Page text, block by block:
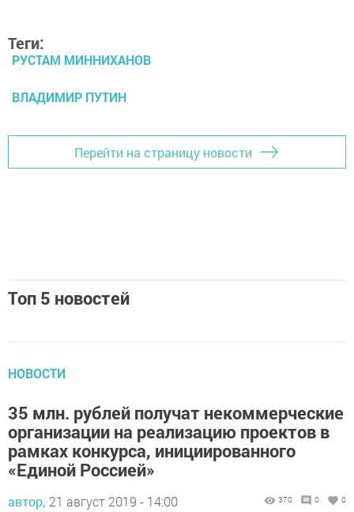
Теги:
РУСТАМ МИННИХАНОВ
ВЛАДИМИР ПУТИН
Перейти на страницу новости
Топ 5 новостей
НОВОСТИ
35 млн. рублей получат некоммерческие
организации на реализацию проектов в
рамках конкурса, инициированного
«Единой Россией»
автор, 21 август 2019 - 14:00 370 0 0